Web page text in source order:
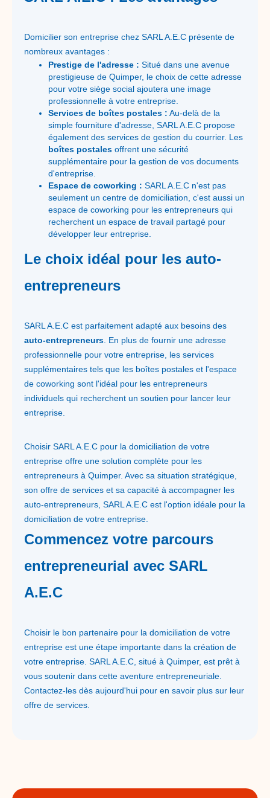
Domicilier son entreprise chez SARL A.E.C présente de
nombreux avantages :
Prestige de l'adresse : Situé dans une avenue
prestigieuse de Quimper, le choix de cette adresse
pour votre siège social ajoutera une image
professionnelle à votre entreprise.
Services de boîtes postales : Au-delà de la
simple fourniture d'adresse, SARL A.E.C propose
également des services de gestion du courrier. Les
boîtes postales offrent une sécurité
supplémentaire pour la gestion de vos documents
d'entreprise.
Espace de coworking : SARL A.E.C n'est pas
seulement un centre de domiciliation, c'est aussi un
espace de coworking pour les entrepreneurs qui
recherchent un espace de travail partagé pour
développer leur entreprise.
Le choix idéal pour les auto-
entrepreneurs
SARL A.E.C est parfaitement adapté aux besoins des
auto-entrepreneurs . En plus de fournir une adresse
professionnelle pour votre entreprise, les services
supplémentaires tels que les boîtes postales et l'espace
de coworking sont l'idéal pour les entrepreneurs
individuels qui recherchent un soutien pour lancer leur
entreprise.
Choisir SARL A.E.C pour la domiciliation de votre
entreprise offre une solution complète pour les
entrepreneurs à Quimper. Avec sa situation stratégique,
son offre de services et sa capacité à accompagner les
auto-entrepreneurs, SARL A.E.C est l'option idéale pour la
domiciliation de votre entreprise.
Commencez votre parcours
entrepreneurial avec SARL
A.E.C
Choisir le bon partenaire pour la domiciliation de votre
entreprise est une étape importante dans la création de
votre entreprise. SARL A.E.C, situé à Quimper, est prêt à
vous soutenir dans cette aventure entrepreneuriale.
Contactez-les dès aujourd'hui pour en savoir plus sur leur
offre de services.